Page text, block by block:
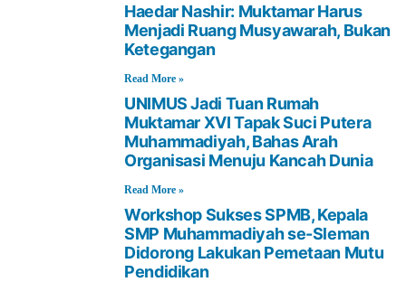
Haedar Nashir: Muktamar Harus
Menjadi Ruang Musyawarah, Bukan
Ketegangan
Read More »
UNIMUS Jadi Tuan Rumah
Muktamar XVI Tapak Suci Putera
Muhammadiyah, Bahas Arah
Organisasi Menuju Kancah Dunia
Read More »
Workshop Sukses SPMB, Kepala
SMP Muhammadiyah se-Sleman
Didorong Lakukan Pemetaan Mutu
Pendidikan